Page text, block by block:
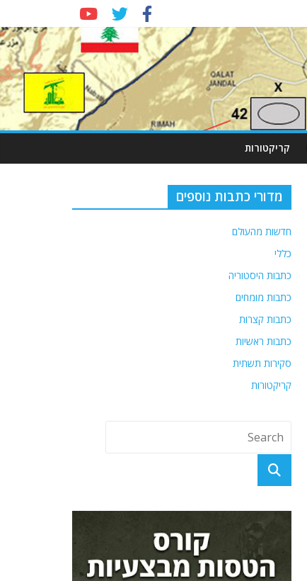
קריקטורות
מדורי כתבות נוספים
חדשות מהעולם
כללי
כתבות היסטוריה
כתבות מומחים
כתבות קצרות
כתבות ראשיות
סקירות תשתית
קריקטורות